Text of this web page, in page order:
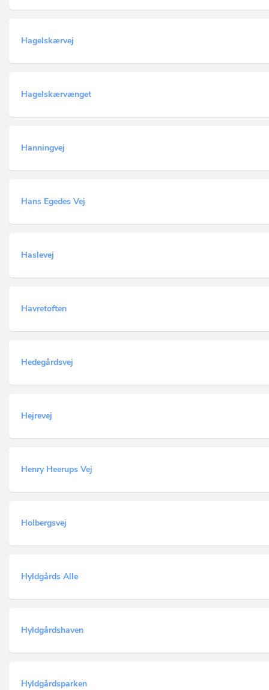
Hagelskærvej
Hagelskærvænget
Hanningvej
Hans Egedes Vej
Haslevej
Havretoften
Hedegårdsvej
Hejrevej
Henry Heerups Vej
Holbergsvej
Hyldgårds Alle
Hyldgårdshaven
Hyldgårdsparken